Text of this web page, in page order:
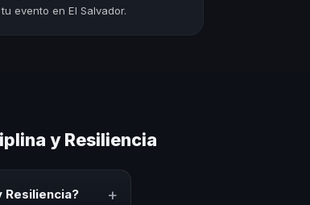
evento en El Salvador.
y Resiliencia
Resiliencia? +